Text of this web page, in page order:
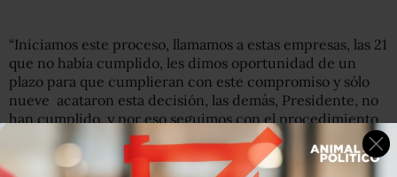
“Iniciamos este proceso, llamamos a estas empresas, las 21
que no había cumplido, les dimos oportunidad de un
plazo para que cumplieran con este compromiso y sólo
nueve acataron esta decisión, las demás, Presidente, no
han cumplido, y por eso seguimos con el procedimiento
y estamos por definir las responsabilidades”, dijo.